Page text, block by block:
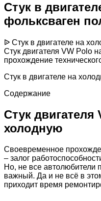
Стук в
фольксваген
ᐉ Стук в двигателе на
Стук двигателя VW Polo
прохождение
Стук в двигателе на
Содержание
Стук двигателя
холодную
Своевременное
– залог
Но, не все автолюбители
важный. Да и не всё в
приходит время